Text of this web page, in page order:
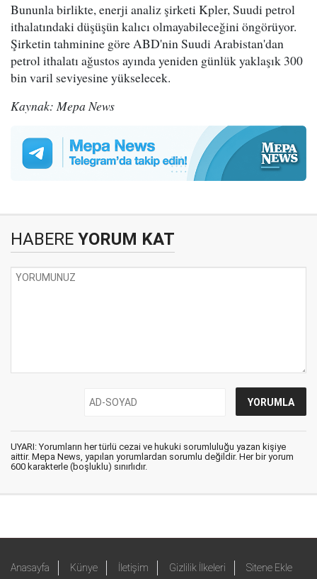
Bununla birlikte, enerji analiz şirketi Kpler, Suudi petrol
ithalatındaki düşüşün kalıcı olmayabileceğini öngörüyor.
Şirketin tahminine göre ABD'nin Suudi Arabistan'dan
petrol ithalatı ağustos ayında yeniden günlük yaklaşık 300
bin varil seviyesine yükselecek.
Kaynak: Mepa News
HABERE YORUM KAT
UYARI: Yorumların her türlü cezai ve hukuki sorumluluğu yazan kişiye
aittir. Mepa News, yapılan yorumlardan sorumlu değildir. Her bir yorum
600 karakterle (boşluklu) sınırlıdır.
Anasayfa Künye İletişim Gizlilik İlkeleri Sitene Ekle